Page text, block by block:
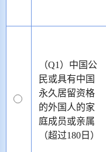
（Q1）中国公
民或具有中国
永久居留资格
的外国人的家
庭成员或亲属
（超过180日）